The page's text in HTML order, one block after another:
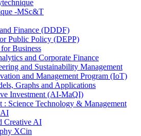
-MSc&T
Finance (DDDF)
Public Policy (DEPP)
Business
and Corporate Finance
and Sustainability Management
and Management Program (IoT)
Graphs and Applications
Investment (AI-MaQI)
Science Technology & Management
AI
Creative AI
XCin